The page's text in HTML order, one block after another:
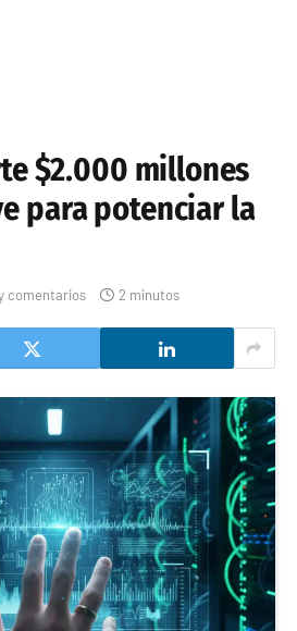
$2.000 millones
para potenciar la
comentarios 2 minutos